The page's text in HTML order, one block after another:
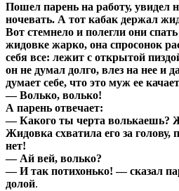
Пошел парень на работу, увидел
ночевать. А тот кабак держал
Вот стемнело и полегли они
жидовке жарко, она спросонок
себя все: лежит с открытой
он не думал долго, влез на нее и
думает себе, что это муж ее
— Волько, волько!
А парень отвечает:
— Какого ты черта волькаешь?
Жидовка схватила его за
нет!
— Ай вей, волько?
— И так потихонько! — сказал
долой.